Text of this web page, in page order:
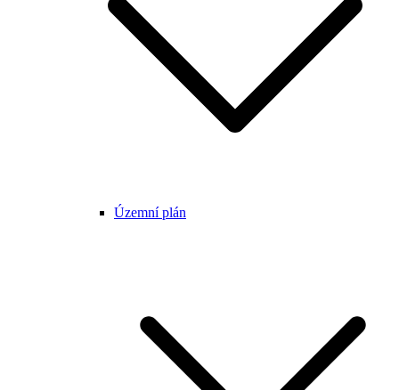
Územní plán